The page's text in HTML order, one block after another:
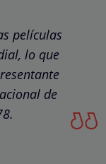
películas
lo que
de